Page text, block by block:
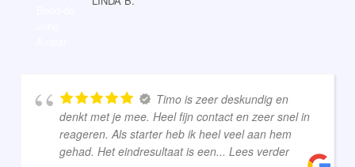
Timo is zeer deskundig en
denkt met je mee. Heel fijn contact en zeer snel in
reageren. Als starter heb ik heel veel aan hem
gehad. Het eindresultaat is een... Lees verder